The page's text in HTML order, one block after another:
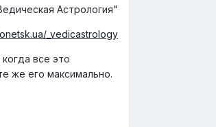
Астрология"
_vedicastrology
когда все это
же его максимально.